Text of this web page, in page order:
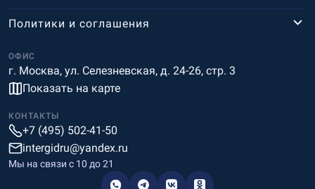
ОФИС
г. Москва, ул. Селезневская, д. 24-26, стр. 3
Показать на карте
Политики и соглашения
КОНТАКТЫ
+7 (495) 502-41-50
intergidru@yandex.ru
Мы на связи c 10 до 21